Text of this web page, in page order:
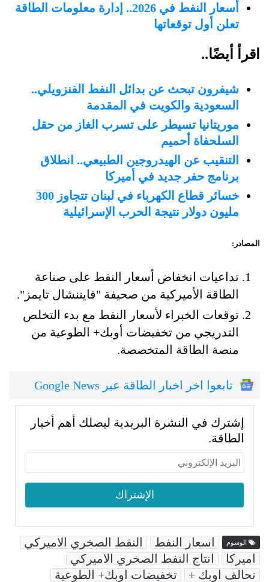
أسعار النفط في 2026.. إدارة معلومات الطاقة
تعلن أول توقعاتها
اقرأ أيضًا..
شيفرون تبحث عن بدائل النفط الفنزويلي..
السعودية والكويت في المقدمة
موريتانيا تسيطر على تسرب الغاز من حقل
السلحفاة أحميم
التنقيب عن الهيدروجين الطبيعي.. انطلاق
برنامج حفر جديد في أميركا
خسائر قطاع الكهرباء في لبنان تتجاوز 300
مليون دولار نتيجة الحرب الإسرائيلية
المصادر:
تداعيات انخفاض أسعار النفط على صناعة
الطاقة الأميركية من صحيفة "فايننشال تايمز".
توقعات الخبراء لأسعار النفط مع بدء التخلص
التدريجي من تخفيضات أوبك+ الطوعية من
منصة الطاقة المتخصصة.
تابعوا اخر اخبار الطاقة عبر Google News
إشترك في النشرة البريدية ليصلك أهم أخبار
الطاقة.
الوسوم اسعار النفط
النفط الصخري الاميركي
اميركا
انتاج النفط الصخري الاميركي
تحالف اوبك +
تخفيضات اوبك+ الطوعية